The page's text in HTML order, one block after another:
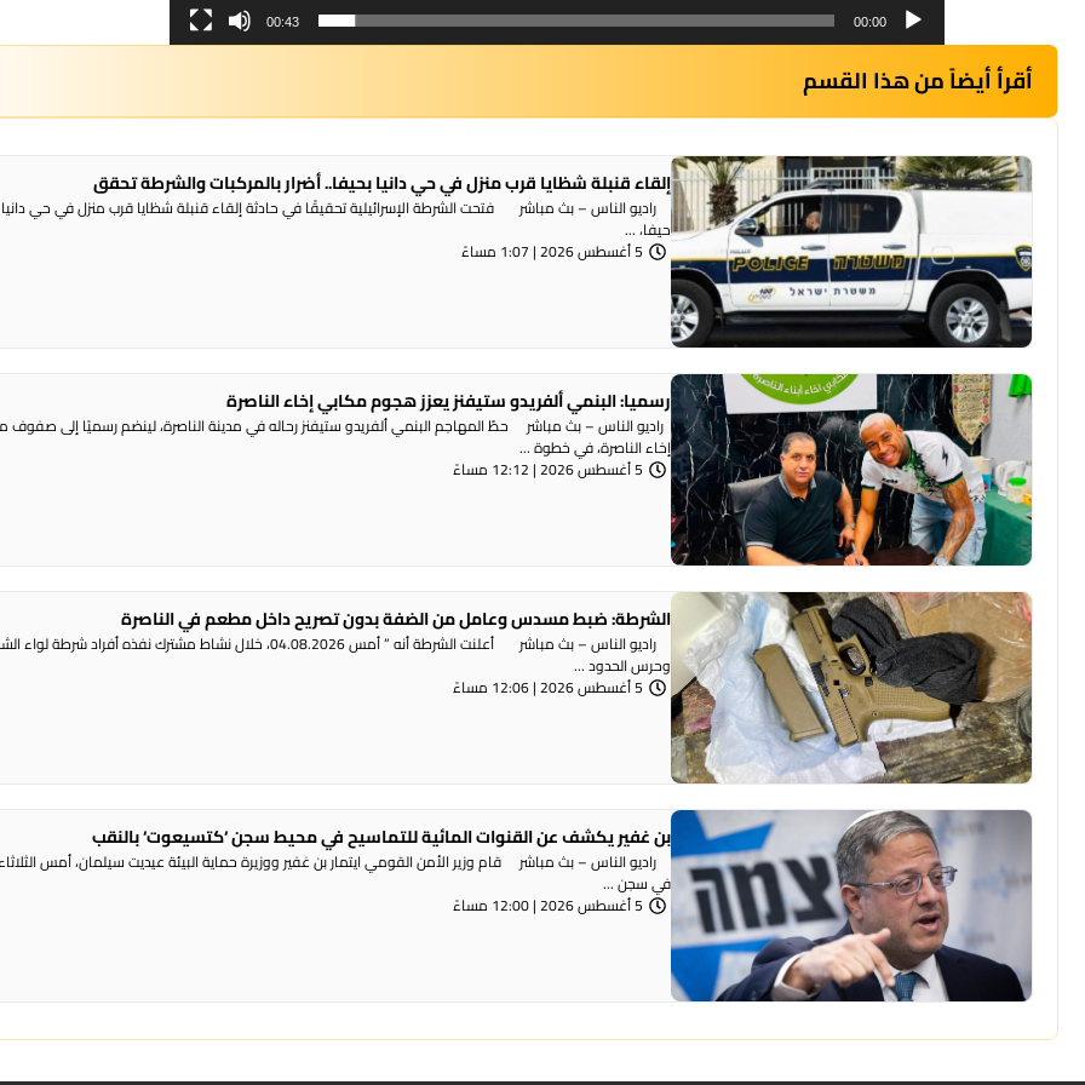
00:00
00:43
أقرأ أيضاً من هذا القسم
إلقاء قنبلة شظايا قرب منزل في حي دانيا بحيفا.. أضرار بالمركبات والشرطة تحقق
راديو الناس – بث مباشر فتحت الشرطة الإسرائيلية تحقيقًا في حادثة إلقاء قنبلة شظايا قرب منزل في حي دانيا
حيفا، ...
5 أغسطس 2026 | 1:07 مساءً
رسميا: البنمي ألفريدو ستيفنز يعزز هجوم مكابي إخاء الناصرة
راديو الناس – بث مباشر حطّ المهاجم البنمي ألفريدو ستيفنز رحاله في مدينة الناصرة، لينضم رسميًا إلى صفوف
إخاء الناصرة، في خطوة ...
5 أغسطس 2026 | 12:12 مساءً
الشرطة: ضبط مسدس وعامل من الضفة بدون تصريح داخل مطعم في الناصرة
راديو الناس – بث مباشر أعلنت الشرطة أنه ” أمس 04.08.2026، خلال نشاط مشترك نفذه أفراد شرطة
وحرس الحدود ...
5 أغسطس 2026 | 12:06 مساءً
بن غفير يكشف عن القنوات المائية للتماسيح في محيط سجن ‘كتسيعوت‘ بالنقب
راديو الناس – بث مباشر قام وزير الأمن القومي ايتمار بن غفير ووزيرة حماية البيئة عيديت سيلمان، أمس
في سجن ...
5 أغسطس 2026 | 12:00 مساءً